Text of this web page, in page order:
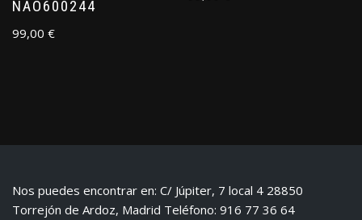
NAO600244
99,00 €
Nos puedes encontrar en: C/ Júpiter, 7 local 4 28850
Torrejón de Ardoz, Madrid Teléfono: 916 77 36 64